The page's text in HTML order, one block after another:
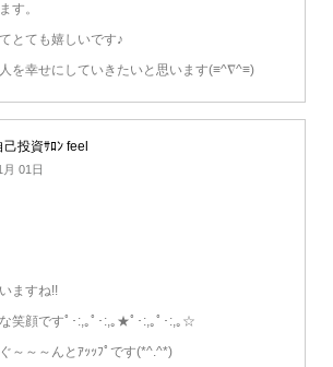
す。
とても嬉しいです♪
を幸せにしていきたいと思います(≡^∇^≡)
己投資ｻﾛﾝ feel
01日
ますね!!
笑顔ですﾟ･:,｡ﾟ･:,｡★ﾟ･:,｡ﾟ･:,｡☆
～～～んとｱｯｯﾌﾟです(*^.^*)